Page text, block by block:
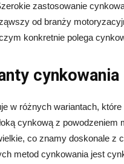
zastosowanie
od branży
konkretnie polega
cynkowania
w różnych wariantach,
cynkową z
co znamy doskonale z
metod cynkowania jest